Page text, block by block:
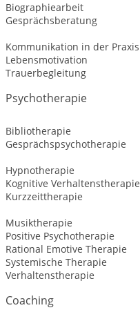
Biographiearbeit
Gesprächsberatung
Kommunikation in der Praxis
Lebensmotivation
Trauerbegleitung
Psychotherapie
Bibliotherapie
Gesprächspsychotherapie
Hypnotherapie
Kognitive Verhaltenstherapie
Kurzzeittherapie
Musiktherapie
Positive Psychotherapie
Rational Emotive Therapie
Systemische Therapie
Verhaltenstherapie
Coaching